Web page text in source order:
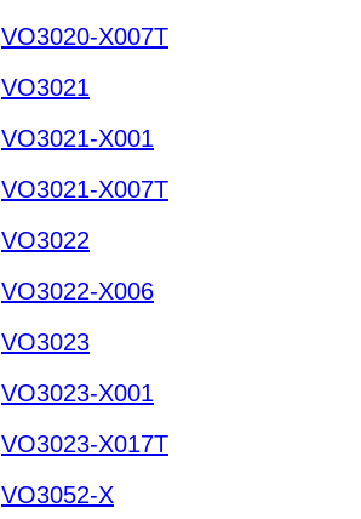
VO3020-X007T
VO3021
VO3021-X001
VO3021-X007T
VO3022
VO3022-X006
VO3023
VO3023-X001
VO3023-X017T
VO3052-X